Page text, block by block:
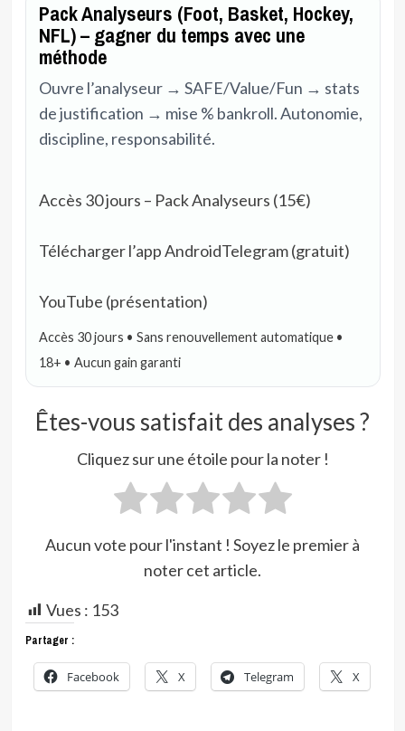
Pack Analyseurs (Foot, Basket, Hockey,
NFL) – gagner du temps avec une
méthode
Ouvre l’analyseur → SAFE/Value/Fun → stats
de justification → mise % bankroll. Autonomie,
discipline, responsabilité.
Accès 30 jours – Pack Analyseurs (15€)
Télécharger l’app AndroidTelegram (gratuit)
YouTube (présentation)
Accès 30 jours • Sans renouvellement automatique •
18+ • Aucun gain garanti
Êtes-vous satisfait des analyses ?
Cliquez sur une étoile pour la noter !
Aucun vote pour l'instant ! Soyez le premier à
noter cet article.
Vues : 153
Partager :
Facebook X Telegram X